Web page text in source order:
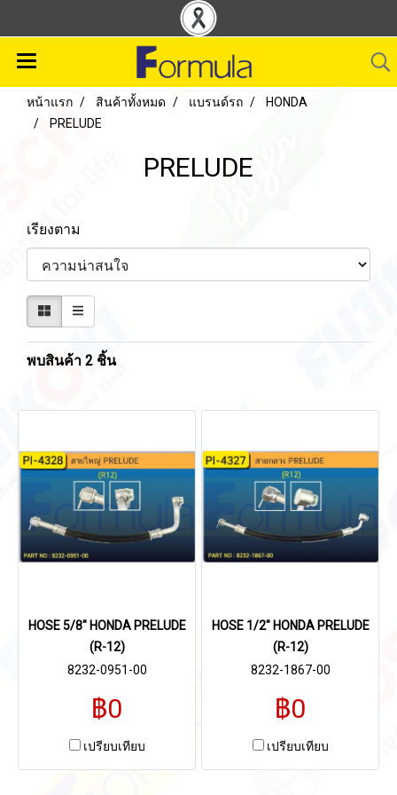
หน้าแรก สินค้าทั้งหมด แบรนด์รถ
HONDA
PRELUDE
PRELUDE
เรียงตาม
พบสินค้า 2 ชิ้น
HOSE 5/8" HONDA PRELUDE
(R-12)
8232-0951-00
฿0
เปรียบเทียบ
HOSE 1/2" HONDA PRELUDE
(R-12)
8232-1867-00
฿0
เปรียบเทียบ